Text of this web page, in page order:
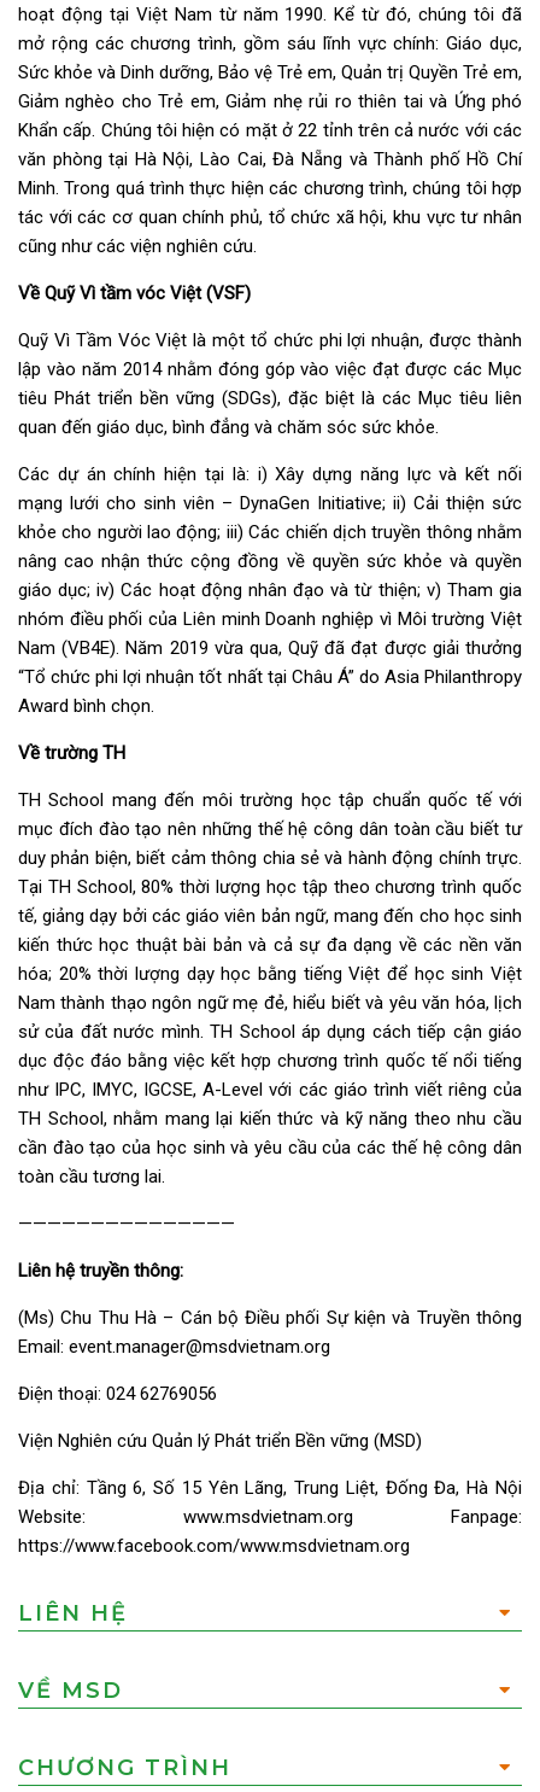
hoạt động tại Việt Nam từ năm 1990. Kể từ đó, chúng tôi đã
mở rộng các chương trình, gồm sáu lĩnh vực chính: Giáo dục,
Sức khỏe và Dinh dưỡng, Bảo vệ Trẻ em, Quản trị Quyền Trẻ em,
Giảm nghèo cho Trẻ em, Giảm nhẹ rủi ro thiên tai và Ứng phó
Khẩn cấp. Chúng tôi hiện có mặt ở 22 tỉnh trên cả nước với các
văn phòng tại Hà Nội, Lào Cai, Đà Nẵng và Thành phố Hồ Chí
Minh. Trong quá trình thực hiện các chương trình, chúng tôi hợp
tác với các cơ quan chính phủ, tổ chức xã hội, khu vực tư nhân
cũng như các viện nghiên cứu.
Về Quỹ Vì tầm vóc Việt (VSF)
Quỹ Vì Tầm Vóc Việt là một tổ chức phi lợi nhuận, được thành
lập vào năm 2014 nhằm đóng góp vào việc đạt được các Mục
tiêu Phát triển bền vững (SDGs), đặc biệt là các Mục tiêu liên
quan đến giáo dục, bình đẳng và chăm sóc sức khỏe.
Các dự án chính hiện tại là: i) Xây dựng năng lực và kết nối
mạng lưới cho sinh viên – DynaGen Initiative; ii) Cải thiện sức
khỏe cho người lao động; iii) Các chiến dịch truyền thông nhằm
nâng cao nhận thức cộng đồng về quyền sức khỏe và quyền
giáo dục; iv) Các hoạt động nhân đạo và từ thiện; v) Tham gia
nhóm điều phối của Liên minh Doanh nghiệp vì Môi trường Việt
Nam (VB4E). Năm 2019 vừa qua, Quỹ đã đạt được giải thưởng
“Tổ chức phi lợi nhuận tốt nhất tại Châu Á” do Asia Philanthropy
Award bình chọn.
Về trường TH
TH School mang đến môi trường học tập chuẩn quốc tế với
mục đích đào tạo nên những thế hệ công dân toàn cầu biết tư
duy phản biện, biết cảm thông chia sẻ và hành động chính trực.
Tại TH School, 80% thời lượng học tập theo chương trình quốc
tế, giảng dạy bởi các giáo viên bản ngữ, mang đến cho học sinh
kiến thức học thuật bài bản và cả sự đa dạng về các nền văn
hóa; 20% thời lượng dạy học bằng tiếng Việt để học sinh Việt
Nam thành thạo ngôn ngữ mẹ đẻ, hiểu biết và yêu văn hóa, lịch
sử của đất nước mình. TH School áp dụng cách tiếp cận giáo
dục độc đáo bằng việc kết hợp chương trình quốc tế nổi tiếng
như IPC, IMYC, IGCSE, A-Level với các giáo trình viết riêng của
TH School, nhằm mang lại kiến thức và kỹ năng theo nhu cầu
cần đào tạo của học sinh và yêu cầu của các thế hệ công dân
toàn cầu tương lai.
———————————————
Liên hệ truyền thông:
(Ms) Chu Thu Hà – Cán bộ Điều phối Sự kiện và Truyền thông
Email: event.manager@msdvietnam.org
Điện thoại: 024 62769056
Viện Nghiên cứu Quản lý Phát triển Bền vững (MSD)
Địa chỉ: Tầng 6, Số 15 Yên Lãng, Trung Liệt, Đống Đa, Hà Nội
Website: www.msdvietnam.org Fanpage:
https://www.facebook.com/www.msdvietnam.org
LIÊN HỆ
VỀ MSD
CHƯƠNG TRÌNH